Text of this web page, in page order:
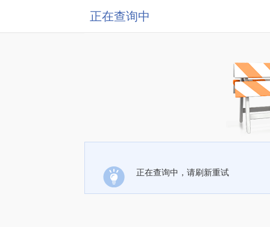
正在查询中
正在查询中，请刷新重试